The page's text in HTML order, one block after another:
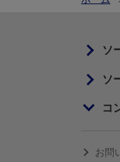
ソ
ソ
コ
お問